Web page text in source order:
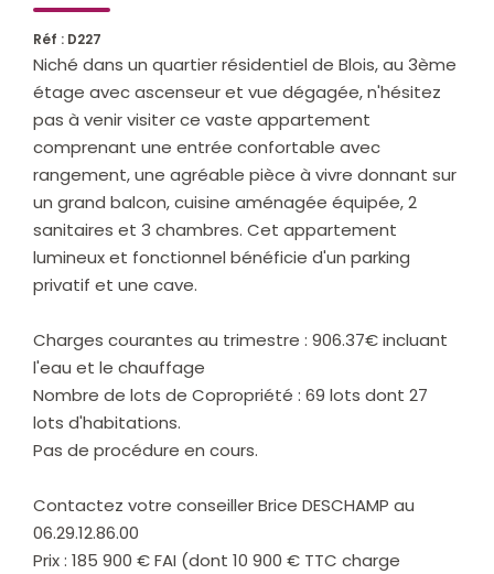
Réf : D227
Niché dans un quartier résidentiel de Blois, au 3ème
étage avec ascenseur et vue dégagée, n'hésitez
pas à venir visiter ce vaste appartement
comprenant une entrée confortable avec
rangement, une agréable pièce à vivre donnant sur
un grand balcon, cuisine aménagée équipée, 2
sanitaires et 3 chambres. Cet appartement
lumineux et fonctionnel bénéficie d'un parking
privatif et une cave.
Charges courantes au trimestre : 906.37€ incluant
l'eau et le chauffage
Nombre de lots de Copropriété : 69 lots dont 27
lots d'habitations.
Pas de procédure en cours.
Contactez votre conseiller Brice DESCHAMP au
06.29.12.86.00
Prix : 185 900 € FAI (dont 10 900 € TTC charge